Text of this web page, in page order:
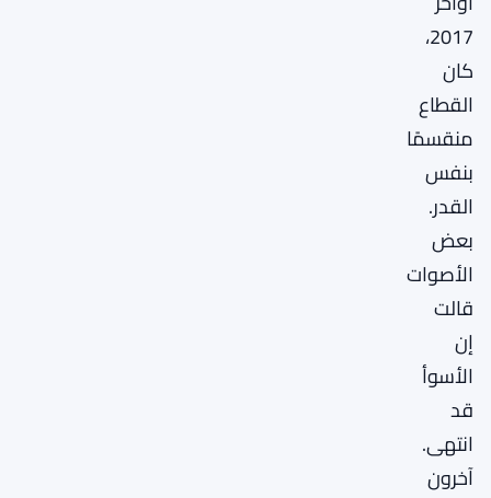
2017،
كان
القطاع
منقسمًا
بنفس
القدر.
بعض
الأصوات
قالت
إن
الأسوأ
قد
انتهى.
آخرون